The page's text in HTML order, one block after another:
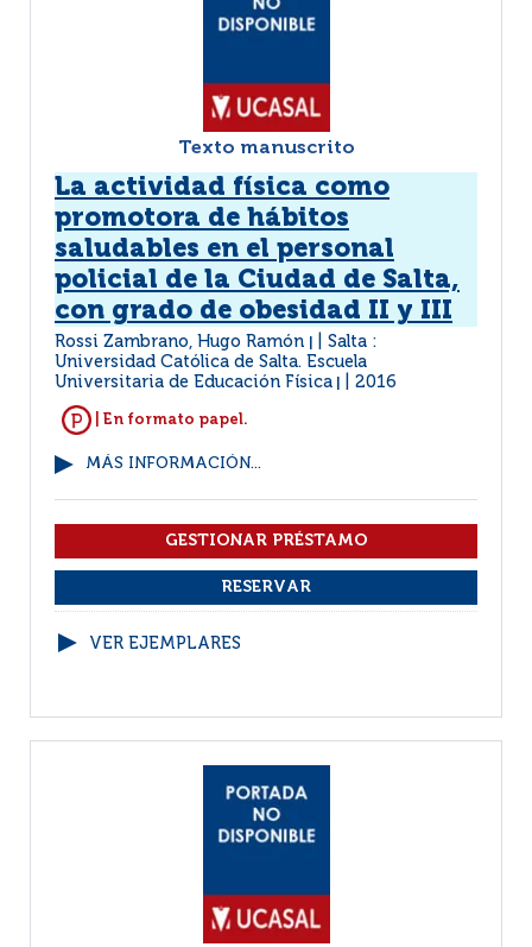
Texto manuscrito
La actividad física como
promotora de hábitos
saludables en el personal
policial de la Ciudad de Salta,
con grado de obesidad II y III
Rossi Zambrano, Hugo Ramón
Salta :
Universidad Católica de Salta. Escuela
Universitaria de Educación Física
2016
| En formato papel.
MÁS INFORMACIÓN...
VER EJEMPLARES